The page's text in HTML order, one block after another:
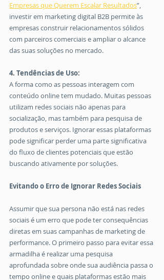
Empresas que Querem Escalar Resultados”,
investir em marketing digital B2B permite às
empresas construir relacionamentos sólidos
com parceiros comerciais e ampliar o alcance
das suas soluções no mercado.
4. Tendências de Uso:
A forma como as pessoas interagem com
conteúdo online tem mudado. Muitas pessoas
utilizam redes sociais não apenas para
socialização, mas também para pesquisa de
produtos e serviços. Ignorar essas plataformas
pode significar perder uma parte significativa
do fluxo de clientes potenciais que estão
buscando ativamente por soluções.
Evitando o Erro de Ignorar Redes Sociais
Assumir que sua persona não está nas redes
sociais é um erro que pode ter consequências
diretas em suas campanhas de marketing de
performance. O primeiro passo para evitar essa
armadilha é realizar uma pesquisa
aprofundada sobre onde sua audiência passa o
tempo online e quais plataformas estão mais